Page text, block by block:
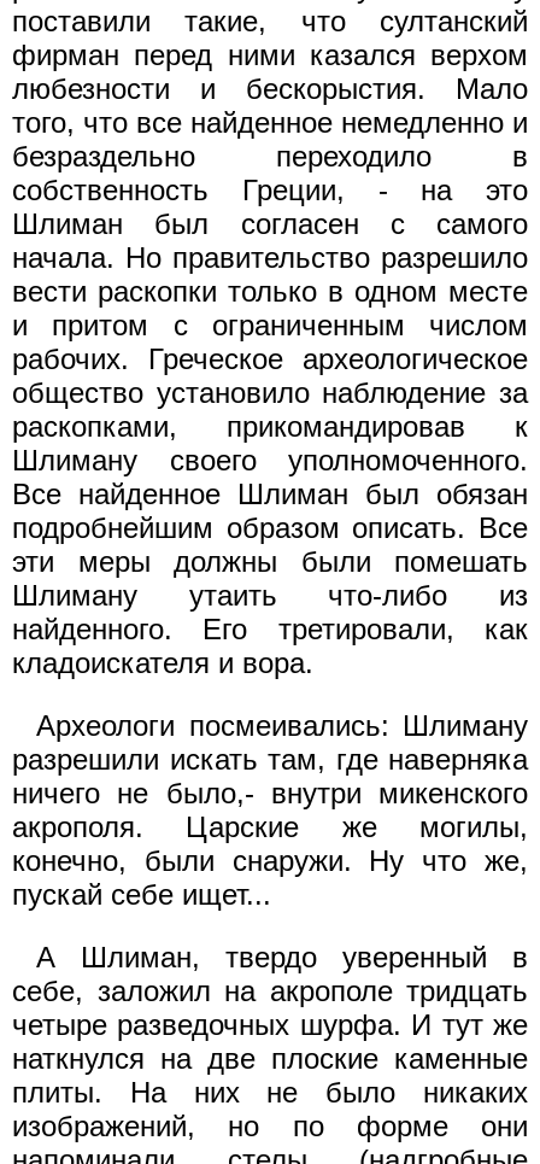
поставили такие, что султанский
фирман перед ними казался верхом
любезности и бескорыстия. Мало
того, что все найденное немедленно и
безраздельно переходило в
собственность Греции, - на это
Шлиман был согласен с самого
начала. Но правительство разрешило
вести раскопки только в одном месте
и притом с ограниченным числом
рабочих. Греческое археологическое
общество установило наблюдение за
раскопками, прикомандировав к
Шлиману своего уполномоченного.
Все найденное Шлиман был обязан
подробнейшим образом описать. Все
эти меры должны были помешать
Шлиману утаить что-либо из
найденного. Его третировали, как
кладоискателя и вора.
Археологи посмеивались: Шлиману
разрешили искать там, где наверняка
ничего не было,- внутри микенского
акрополя. Царские же могилы,
конечно, были снаружи. Ну что же,
пускай себе ищет...
А Шлиман, твердо уверенный в
себе, заложил на акрополе тридцать
четыре разведочных шурфа. И тут же
наткнулся на две плоские каменные
плиты. На них не было никаких
изображений, но по форме они